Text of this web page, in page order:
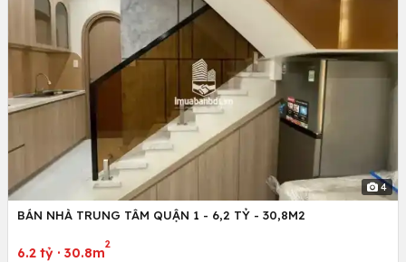
4
BÁN NHÀ TRUNG TÂM QUẬN 1 - 6,2 TỶ - 30,8M2
6.2 tỷ · 30.8m
2